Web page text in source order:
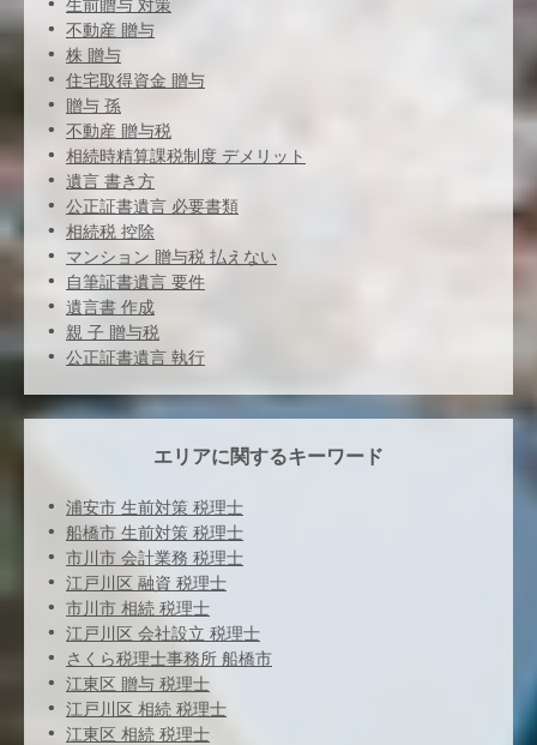
生前贈与 対策
不動産 贈与
株 贈与
住宅取得資金 贈与
贈与 孫
不動産 贈与税
相続時精算課税制度 デメリット
遺言 書き方
公正証書遺言 必要書類
相続税 控除
マンション 贈与税 払えない
自筆証書遺言 要件
遺言書 作成
親 子 贈与税
公正証書遺言 執行
エリアに関するキーワード
浦安市 生前対策 税理士
船橋市 生前対策 税理士
市川市 会計業務 税理士
江戸川区 融資 税理士
市川市 相続 税理士
江戸川区 会社設立 税理士
さくら税理士事務所 船橋市
江東区 贈与 税理士
江戸川区 相続 税理士
江東区 相続 税理士